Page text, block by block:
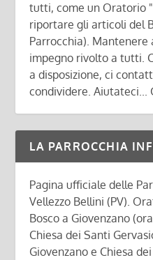
tutti, come un Oratorio
riportare gli articoli del
Parrocchia).
impegno rivolto a tutti.
a disposizione, ci
condividere. Aiutateci...
LA PARROCCHIA
Pagina ufficiale delle
Vellezzo Bellini (PV).
Bosco a Giovenzano
Chiesa dei Santi
Giovenzano e Chiesa